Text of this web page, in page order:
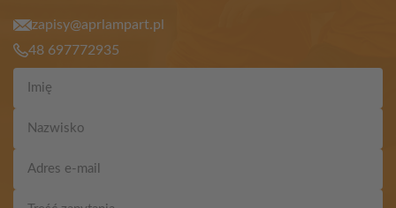
zapisy@aprlampart.pl
48 697772935